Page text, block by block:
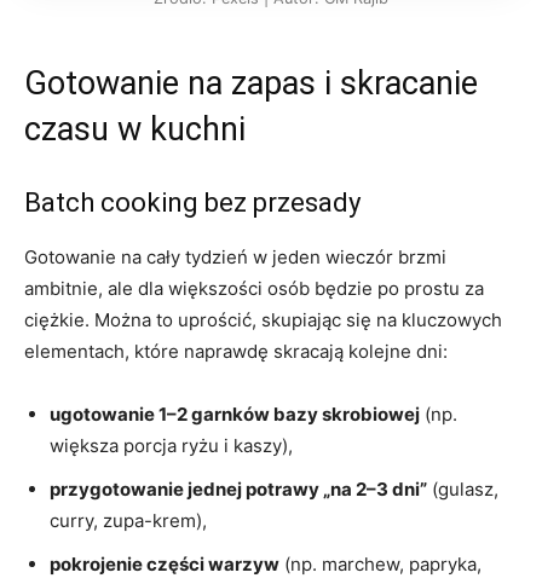
Gotowanie na zapas i skracanie
czasu w kuchni
Batch cooking bez przesady
Gotowanie na cały tydzień w jeden wieczór brzmi
ambitnie, ale dla większości osób będzie po prostu za
ciężkie. Można to uprościć, skupiając się na kluczowych
elementach, które naprawdę skracają kolejne dni:
ugotowanie 1–2 garnków bazy skrobiowej (np.
większa porcja ryżu i kaszy),
przygotowanie jednej potrawy „na 2–3 dni” (gulasz,
curry, zupa-krem),
pokrojenie części warzyw (np. marchew, papryka,